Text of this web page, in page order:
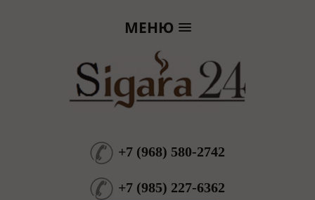
МЕНЮ
+7 (968) 580-2742
+7 (985) 227-6362